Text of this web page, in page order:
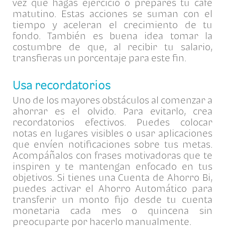
vez que hagas ejercicio o prepares tu café
matutino. Estas acciones se suman con el
tiempo y aceleran el crecimiento de tu
fondo. También es buena idea tomar la
costumbre de que, al recibir tu salario,
transfieras un porcentaje para este fin.
Usa recordatorios
Uno de los mayores obstáculos al comenzar a
ahorrar es el olvido. Para evitarlo, crea
recordatorios efectivos. Puedes colocar
notas en lugares visibles o usar aplicaciones
que envíen notificaciones sobre tus metas.
Acompáñalos con frases motivadoras que te
inspiren y te mantengan enfocado en tus
objetivos. Si tienes una Cuenta de Ahorro Bi,
puedes activar el Ahorro Automático para
transferir un monto fijo desde tu cuenta
monetaria cada mes o quincena sin
preocuparte por hacerlo manualmente.